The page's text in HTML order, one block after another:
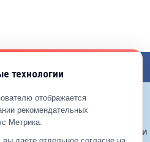
© 2012—2026 ЕДС-Реутов
Политика конфиденциальности
технологии
отображается
рекомендательных
Метрика.